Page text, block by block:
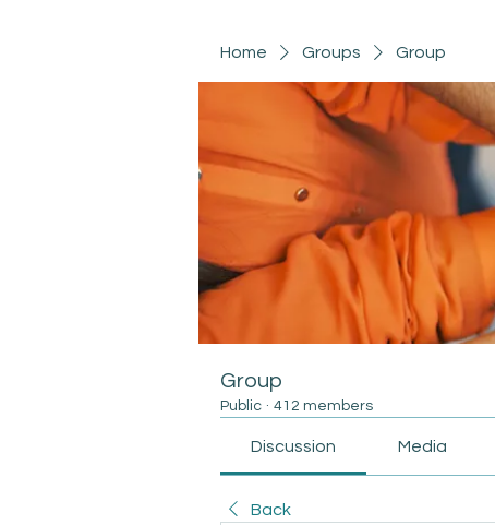
Home Groups Group
Group
Public · 412 members
Discussion Media
Back